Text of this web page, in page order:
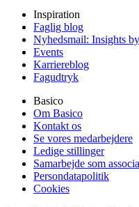
Inspiration
Faglig blog
Nyhedsmail: Insights
Events
Karriereblog
Fagudtryk
Basico
Om Basico
Kontakt os
Se vores medarbejdere
Ledige stillinger
Samarbejde som
Persondatapolitik
Cookies